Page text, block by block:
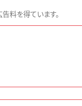
料を得ています。